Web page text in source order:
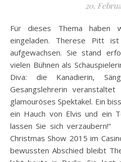
20.
Für dieses Thema haben wir eine spannende Frau
eingeladen. Therese Pitt
aufgewachsen. Sie stand
vielen Bühnen als
Diva: die Kanadierin,
Gesangslehrerin
glamouröses Spektakel. Ein
ein Hauch von Elvis und ein
lassen Sie sich
Christmas Show 2015 im
bewussten Abschied bleibt